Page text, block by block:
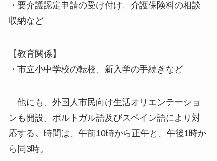
・要介護認定申請の受け付け、介護保険料の相談
収納など
【教育関係】
・市立小中学校の転校、新入学の手続きなど
他にも、外国人市民向け生活オリエンテーショ
ンも開設。ポルトガル語及びスペイン語により対
応する。時間は、午前10時から正午と、午後1時か
ら同3時。